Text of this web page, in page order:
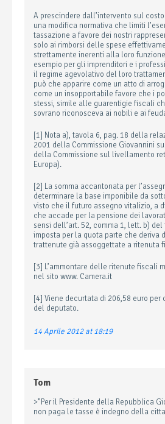
A prescindere dall’intervento sul
una modifica normativa che limiti
tassazione a favore dei nostri
solo ai rimborsi delle spese
strettamente inerenti alla loro
esempio per gli imprenditori e i
il regime agevolativo del loro
può che apparire come un atto di
come un insopportabile favore che i
stessi, simile alle guarentigie fiscali
sovrano riconosceva ai nobili e ai
[1] Nota a), tavola 6, pag. 18 della
2001 della Commissione Giovannini
della Commissione sul livellamento
Europa).
[2] La somma accantonata per
determinare la base imponibile da
visto che il futuro assegno vitalizio, a
che accade per la pensione dei
sensi dell’art. 52, comma 1, lett. b)
imposta per la quota parte che deriva
trattenute già assoggettate a ritenuta
[3] L’ammontare delle ritenute fiscali
nel sito www. Camera.it
[4] Viene decurtata di 206,58 euro per
del deputato.
14 Aprile 2012 at 18:19
Tom
>”Per il Presidente della Repubblica
non paga le tasse è indegno della